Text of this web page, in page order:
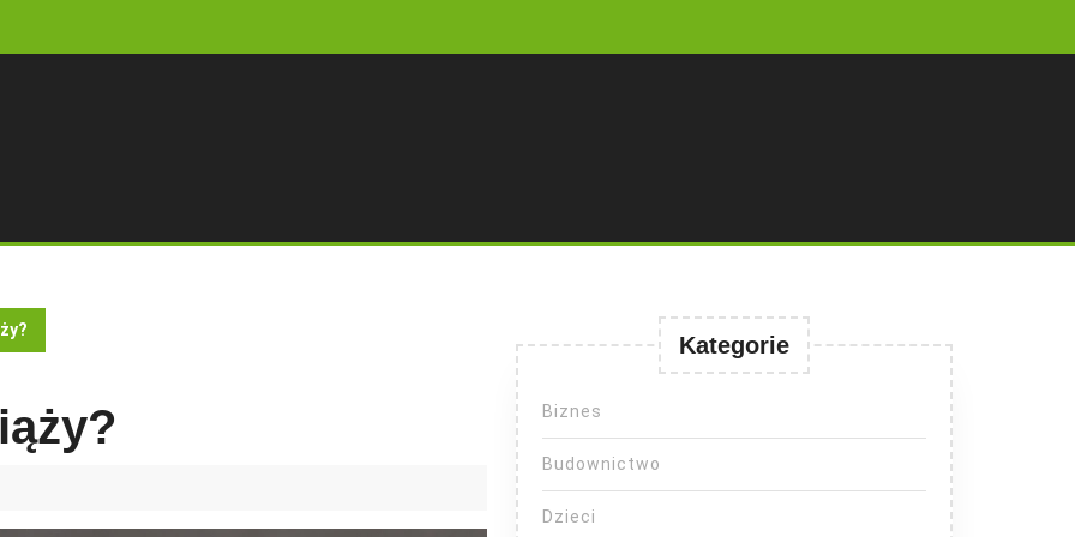
Kategorie
Biznes
Budownictwo
Dzieci